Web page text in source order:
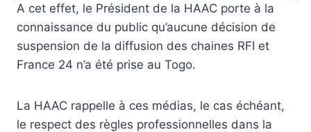
A cet effet, le Président de la HAAC porte à la
connaissance du public qu’aucune décision de
suspension de la diffusion des chaines RFI et
France 24 n’a été prise au Togo.
La HAAC rappelle à ces médias, le cas échéant,
le respect des règles professionnelles dans la